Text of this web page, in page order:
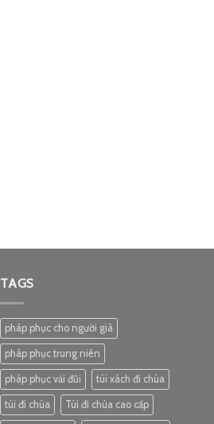
TAGS
pháp phục cho người già
pháp phục trung niên
pháp phục vải đũi túi xách đi chùa
túi đi chùa Túi đi chùa cao cấp